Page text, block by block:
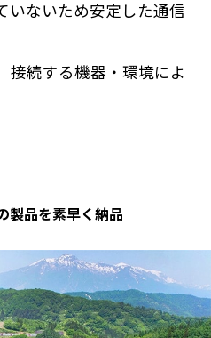
いないため安定した通信
接続する機器・環境によ
製品を素早く納品